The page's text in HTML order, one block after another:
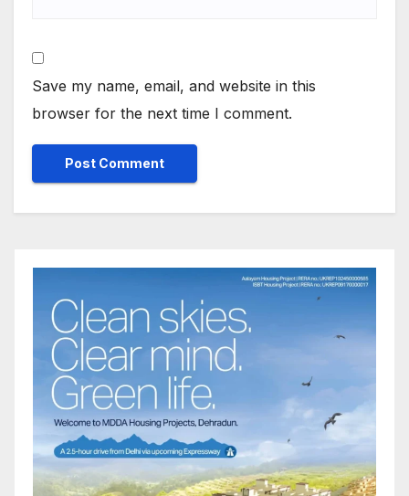
Save my name, email, and website in this
browser for the next time I comment.